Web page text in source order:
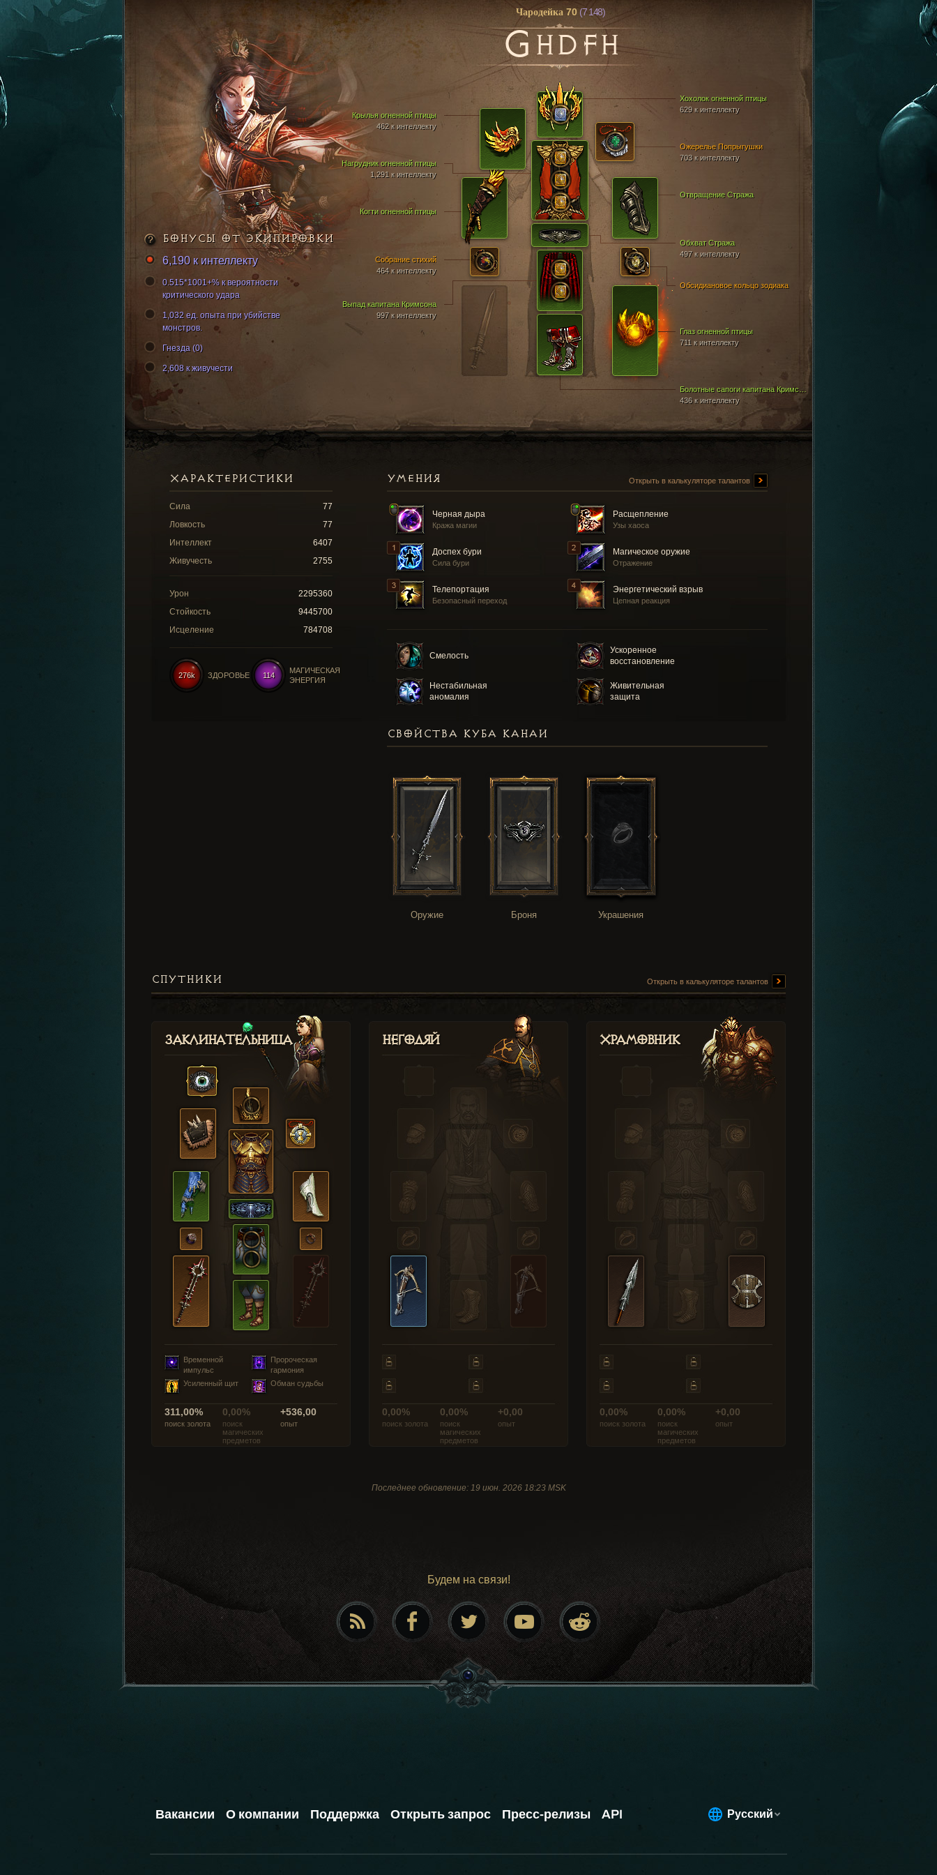
Чародейка70 (7 148)
GHDFH
Хохолок огненной птицы
629 к интеллекту
Нагрудник огненной птицы
1,291 к интеллекту
436 к интеллекту
Когти огненной птицы
Крылья огненной птицы
462 к интеллекту
Выпад капитана Кримсона
997 к интеллекту
Отвращение Стража
Глаз огненной птицы
711 к интеллекту
Обхват Стража
497 к интеллекту
Обсидиановое кольцо зодиака
Собрание стихий
464 к интеллекту
Ожерелье Попрыгушки
703 к интеллекту
БОНУСЫ ОТ ЭКИПИРОВКИ
6,190 к интеллекту
0.515*1001+% к вероятности
критического удара
1,032 ед. опыта при убийстве
монстров.
Гнезда (0)
2,608 к живучести
УМЕНИЯ Открыть в калькуляторе талантов
Черная дыра
Кража магии
Расщепление
Узы хаоса
Доспех бури
Сила бури
Магическое оружие
Отражение
Телепортация
Безопасный переход
Энергетический взрыв
Цепная реакция
Смелость
Ускоренное
восстановление
Нестабильная
аномалия
Живительная
защита
ХАРАКТЕРИСТИКИ
Сила
77
Ловкость
77
Интеллект
6407
Живучесть
2755
Урон
2295360
Стойкость
9445700
Исцеление
784708
114
МАГИЧЕСКАЯ
ЭНЕРГИЯ
276k ЗДОРОВЬЕ
СВОЙСТВА КУБА КАНАИ
Оружие Броня Украшения
СПУТНИКИ Открыть в калькуляторе талантов
Заклинательница
Временной
импульс
Пророческая
гармония
Усиленный щит
Обман судьбы
311,00%
поиск золота
0,00%
поиск
магических
предметов
+536,00
опыт
Негодяй
0,00%
поиск золота
0,00%
поиск
магических
предметов
+0,00
опыт
Храмовник
0,00%
поиск золота
0,00%
поиск
магических
предметов
+0,00
опыт
Последнее обновление: 19 июн. 2026 18:23 MSK
Будем на связи!